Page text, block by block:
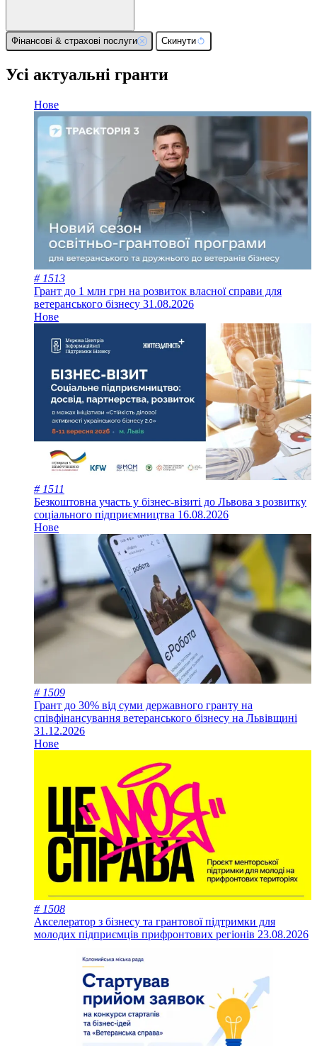
Фінансові & страхові послуги Скинути
Усі актуальні гранти
Нове
# 1513
Грант до 1 млн грн на розвиток власної справи для
ветеранського бізнесу 31.08.2026
Нове
# 1511
Безкоштовна участь у бізнес-візиті до Львова з розвитку
соціального підприємництва 16.08.2026
Нове
# 1509
Грант до 30% від суми державного гранту на
співфінансування ветеранського бізнесу на Львівщині
31.12.2026
Нове
# 1508
Акселератор з бізнесу та грантової підтримки для
молодих підприємців прифронтових регіонів 23.08.2026